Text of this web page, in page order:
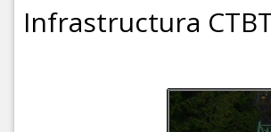
Infrastructura